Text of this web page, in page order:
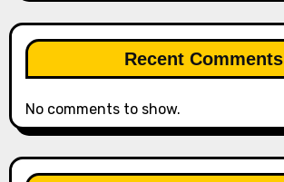
Recent Comments
No comments to show.